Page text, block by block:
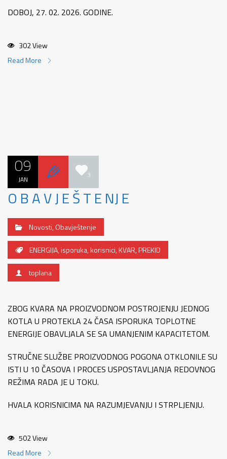
DOBOJ, 27. 02. 2026. GODINE.
302 View
Read More
09
JAN 3
O B A V J E Š T E NJ E
Novosti,Obavještenje
ENERGIJA,isporuka,korisnici,KVAR,PREKID
toplana
ZBOG KVARA NA PROIZVODNOM POSTROJENJU JEDNOG
KOTLA U PROTEKLA 24 ČASA ISPORUKA TOPLOTNE
ENERGIJE OBAVLJALA SE SA UMANJENIM KAPACITETOM.
STRUČNE SLUŽBE PROIZVODNOG POGONA OTKLONILE SU
ISTI U 10 ČASOVA I PROCES USPOSTAVLJANJA REDOVNOG
REŽIMA RADA JE U TOKU.
HVALA KORISNICIMA NA RAZUMJEVANJU I STRPLJENJU.
502 View
Read More